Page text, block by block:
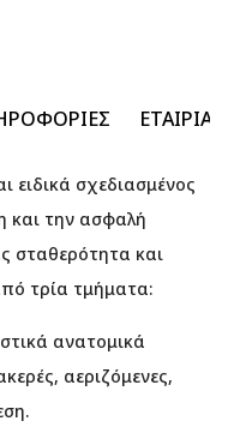
ΕΤΑΙΡΊΑ
ειδικά σχεδιασμένος
και την ασφαλή
σταθερότητα και
τρία τμήματα:
ανατομικά
αεριζόμενες,